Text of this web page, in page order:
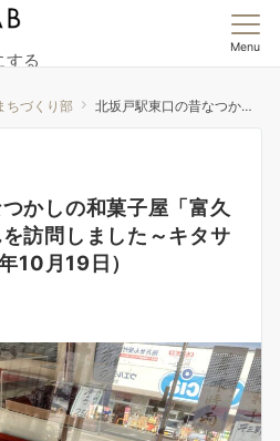
する
Menu
ちづくり部 北坂戸駅東口の昔なつかしの和菓子屋「富久屋（ふくや）」さんを訪問しました～キタサカ探究部～（2023年10月19日）
かしの和菓子屋「富久
訪問しました～キタサ
10月19日）